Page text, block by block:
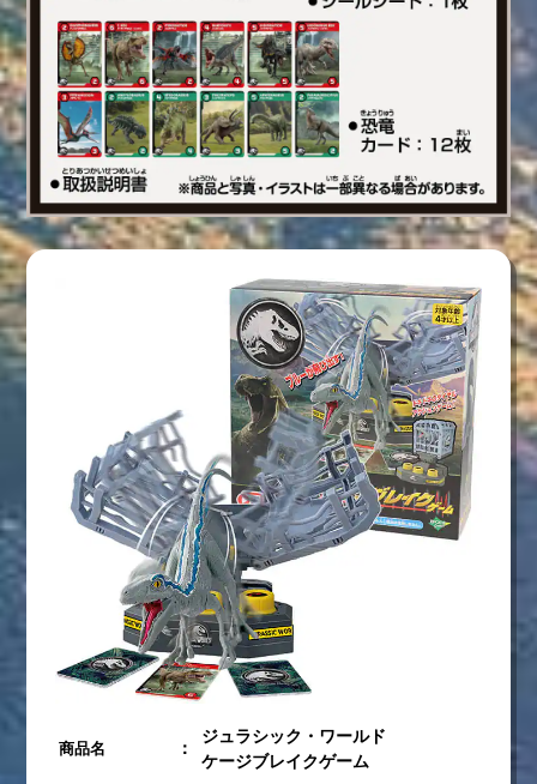
商品名 ：
ジュラシック・ワールド
ケージブレイクゲーム